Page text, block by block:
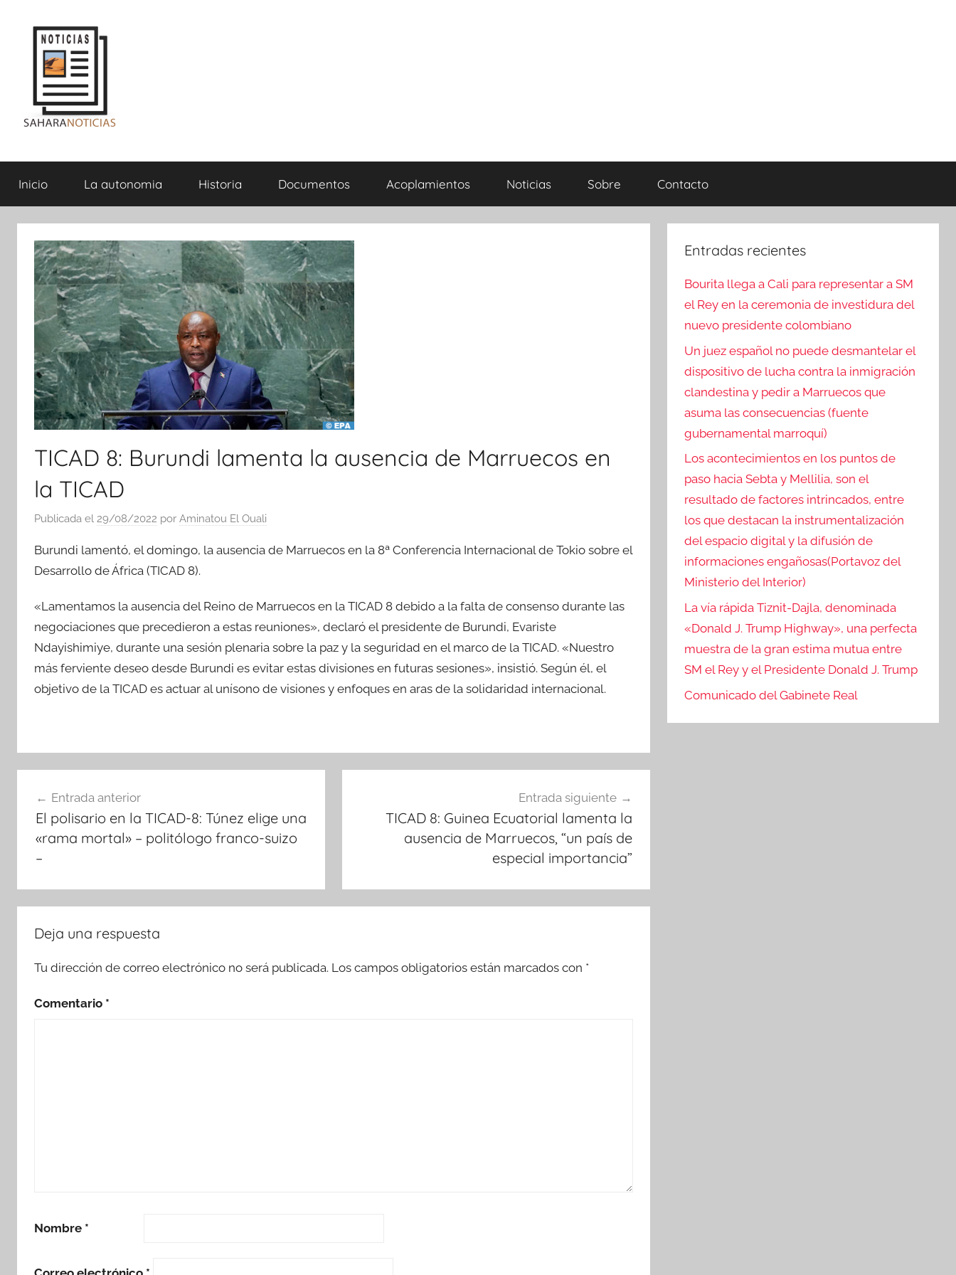
contenido
Sahara
Noticias
Inicio La autonomia Historia Documentos Acoplamientos Noticias Sobre Contacto
TICAD 8: Burundi lamenta la ausencia de Marruecos en
la TICAD
Publicada el 29/08/2022 por Aminatou El Ouali
Burundi lamentó, el domingo, la ausencia de Marruecos en la 8ª Conferencia Internacional de Tokio sobre el
Desarrollo de África (TICAD 8).
«Lamentamos la ausencia del Reino de Marruecos en la TICAD 8 debido a la falta de consenso durante las
negociaciones que precedieron a estas reuniones», declaró el presidente de Burundi, Evariste
Ndayishimiye, durante una sesión plenaria sobre la paz y la seguridad en el marco de la TICAD. «Nuestro
más ferviente deseo desde Burundi es evitar estas divisiones en futuras sesiones», insistió. Según él, el
objetivo de la TICAD es actuar al unísono de visiones y enfoques en aras de la solidaridad internacional.
de
entradas
Entrada anterior
El polisario en la TICAD-8: Túnez elige una
«rama mortal» – politólogo franco-suizo
–
Entrada siguiente
TICAD 8: Guinea Ecuatorial lamenta la
ausencia de Marruecos, “un país de
especial importancia”
Deja una respuesta
Tu dirección de correo electrónico no será publicada. Los campos obligatorios están marcados con *
Comentario *
Nombre *
Entradas recientes
Bourita llega a Cali para representar a SM
el Rey en la ceremonia de investidura del
nuevo presidente colombiano
Un juez español no puede desmantelar el
dispositivo de lucha contra la inmigración
clandestina y pedir a Marruecos que
asuma las consecuencias (fuente
gubernamental marroquí)
Los acontecimientos en los puntos de
paso hacia Sebta y Mellilia, son el
resultado de factores intrincados, entre
los que destacan la instrumentalización
del espacio digital y la difusión de
informaciones engañosas(Portavoz del
Ministerio del Interior)
La vía rápida Tiznit-Dajla, denominada
«Donald J. Trump Highway», una perfecta
muestra de la gran estima mutua entre
SM el Rey y el Presidente Donald J. Trump
Comunicado del Gabinete Real